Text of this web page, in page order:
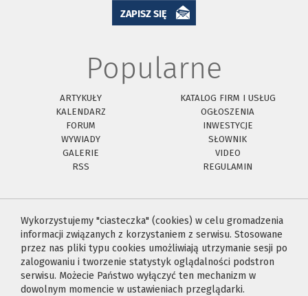
ZAPISZ SIĘ
Popularne
ARTYKUŁY
KATALOG FIRM I USŁUG
KALENDARZ
OGŁOSZENIA
FORUM
INWESTYCJE
WYWIADY
SŁOWNIK
GALERIE
VIDEO
RSS
REGULAMIN
Wykorzystujemy "ciasteczka" (cookies) w celu gromadzenia
informacji związanych z korzystaniem z serwisu. Stosowane
przez nas pliki typu cookies umożliwiają utrzymanie sesji po
zalogowaniu i tworzenie statystyk oglądalności podstron
serwisu. Możecie Państwo wyłączyć ten mechanizm w
dowolnym momencie w ustawieniach przeglądarki.